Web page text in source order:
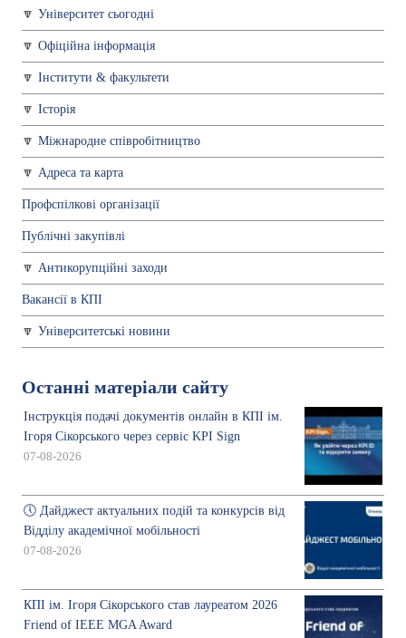
Університет сьогодні
Офіційна інформація
Інститути & факультети
Історія
Міжнародне співробітництво
Адреса та карта
Профспiлкові організації
Публічні закупівлі
Антикорупційні заходи
Вакансії в КПІ
Університетські новини
Останні матеріали сайту
Інструкція подачі документів онлайн в КПІ ім.
Ігоря Сікорського через сервіс KPI Sign
07-08-2026
🕔 Дайджест актуальних подій та конкурсів від
Відділу академічної мобільності
07-08-2026
КПІ ім. Ігоря Сікорського став лауреатом 2026
Friend of IEEE MGA Award